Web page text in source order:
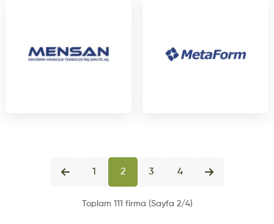
1 2 3 4
Toplam 111 firma (Sayfa 2/4)